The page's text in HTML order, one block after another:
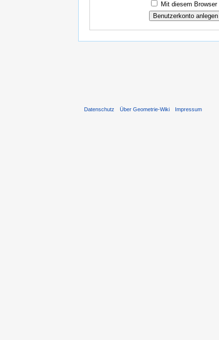
Mit diesem
Datenschutz Über Geometrie-Wiki Impressum